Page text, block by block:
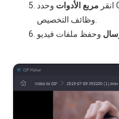
انقر مربع الأدوات وحدد GIF Maker لاقتصاص وتشغيل بعض